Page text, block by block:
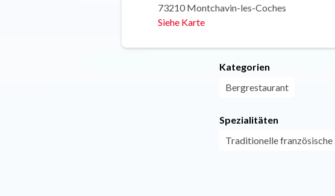
73210 Montchavin-les-Coches
Siehe Karte
Kategorien
Bergrestaurant
Spezialitäten
Traditionelle französische